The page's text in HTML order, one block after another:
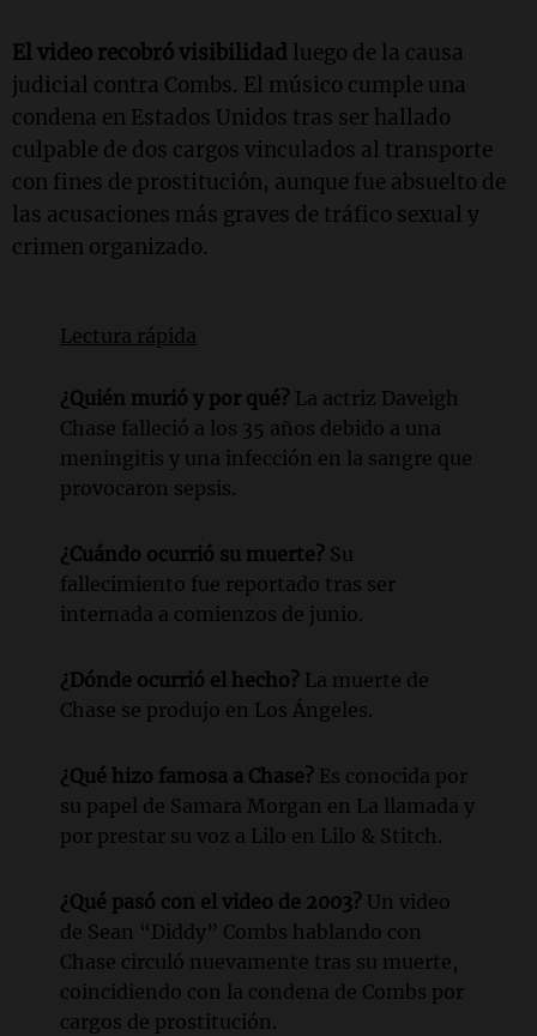
El video recobró visibilidad luego de la causa
judicial contra Combs. El músico cumple una
condena en Estados Unidos tras ser hallado
culpable de dos cargos vinculados al transporte
con fines de prostitución, aunque fue absuelto de
las acusaciones más graves de tráfico sexual y
crimen organizado.
Lectura rápida
¿Quién murió y por qué? La actriz Daveigh
Chase falleció a los 35 años debido a una
meningitis y una infección en la sangre que
provocaron sepsis.
¿Cuándo ocurrió su muerte? Su
fallecimiento fue reportado tras ser
internada a comienzos de junio.
¿Dónde ocurrió el hecho? La muerte de
Chase se produjo en Los Ángeles.
¿Qué hizo famosa a Chase? Es conocida por
su papel de Samara Morgan en La llamada y
por prestar su voz a Lilo en Lilo & Stitch.
¿Qué pasó con el video de 2003? Un video
de Sean “Diddy” Combs hablando con
Chase circuló nuevamente tras su muerte,
coincidiendo con la condena de Combs por
cargos de prostitución.